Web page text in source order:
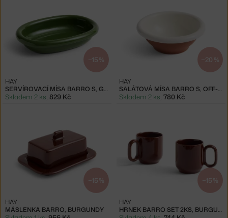
−15 %
SERVÍROVACÍ MÍSA BARRO S, GREEN
HAY
Skladem 2 ks, 829 Kč
−20 %
SALÁTOVÁ MÍSA BARRO S, OFF-WHITE
HAY
Skladem 2 ks, 780 Kč
−15 %
MÁSLENKA BARRO, BURGUNDY
HAY
−15 %
HRNEK BARRO SET 2KS, BURGUNDY
HAY